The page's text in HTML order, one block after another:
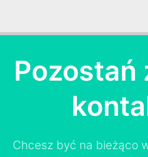
Pozostań
Chcesz być na bieżąco